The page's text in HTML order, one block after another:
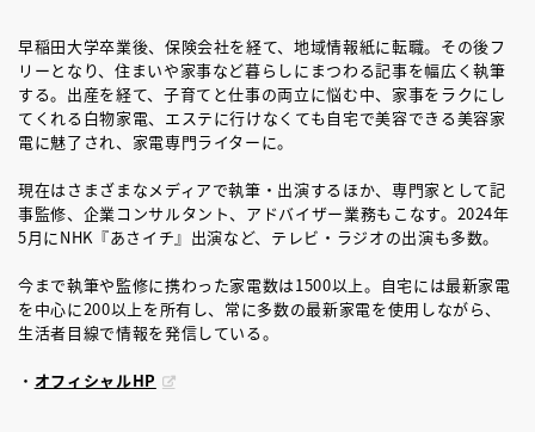
早稲田大学卒業後、保険会社を経て、地域情報紙に転職。その後フ
リーとなり、住まいや家事など暮らしにまつわる記事を幅広く執筆
する。出産を経て、子育てと仕事の両立に悩む中、家事をラクにし
てくれる白物家電、エステに行けなくても自宅で美容できる美容家
電に魅了され、家電専門ライターに。
現在はさまざまなメディアで執筆・出演するほか、専門家として記
事監修、企業コンサルタント、アドバイザー業務もこなす。2024年
5月にNHK『あさイチ』出演など、テレビ・ラジオの出演も多数。
今まで執筆や監修に携わった家電数は1500以上。自宅には最新家電
を中心に200以上を所有し、常に多数の最新家電を使用しながら、
生活者目線で情報を発信している。
・ オフィシャルHP